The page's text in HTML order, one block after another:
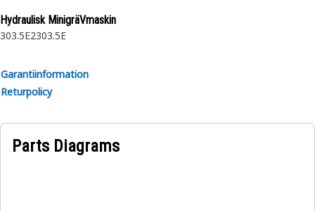
Hydraulisk MinigräVmaskin
303.5E2303.5E
Garantiinformation
Returpolicy
Parts Diagrams